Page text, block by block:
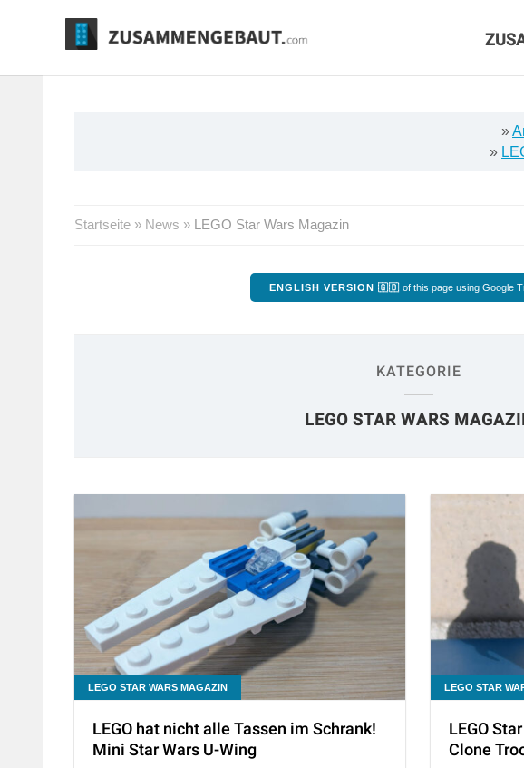
»
»
Startseite » News » LEGO Star Wars Magazin
ENGLISH VERSION 🇬🇧 of this page using Google
KATEGORIE
LEGO STAR WARS
LEGO STAR WARS MAGAZIN
LEGO hat nicht alle Tassen im Schrank!
Mini Star Wars U-Wing
LEGO STAR
LEGO
Clone